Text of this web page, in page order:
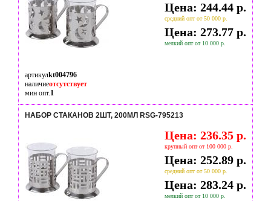
Цена: 244.44 р.
средний опт от 50 000 р.
Цена: 273.77 р.
мелкий опт от 10 000 р.
артикулkt004796
наличиеотсутствует
мин опт.1
НАБОР СТАКАНОВ 2ШТ, 200МЛ RSG-795213
Цена: 236.35 р.
крупный опт от 100 000 р.
Цена: 252.89 р.
средний опт от 50 000 р.
Цена: 283.24 р.
мелкий опт от 10 000 р.